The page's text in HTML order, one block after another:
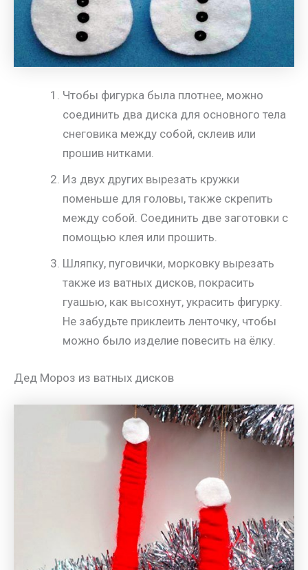
Чтобы фигурка была плотнее, можно
соединить два диска для основного тела
снеговика между собой, склеив или
прошив нитками.
Из двух других вырезать кружки
поменьше для головы, также скрепить
между собой. Соединить две заготовки с
помощью клея или прошить.
Шляпку, пуговички, морковку вырезать
также из ватных дисков, покрасить
гуашью, как высохнут, украсить фигурку.
Не забудьте приклеить ленточку, чтобы
можно было изделие повесить на ёлку.
Дед Мороз из ватных дисков